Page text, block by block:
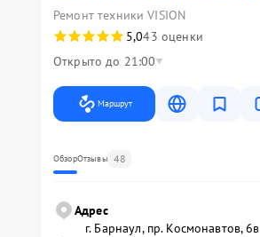
Ремонт техники VISION
5,043 оценки
Открыто до 21:00
Маршрут
ОбзорОтзывы 48
Адрес
г. Барнаул, ​пр. Космонавтов, 6в